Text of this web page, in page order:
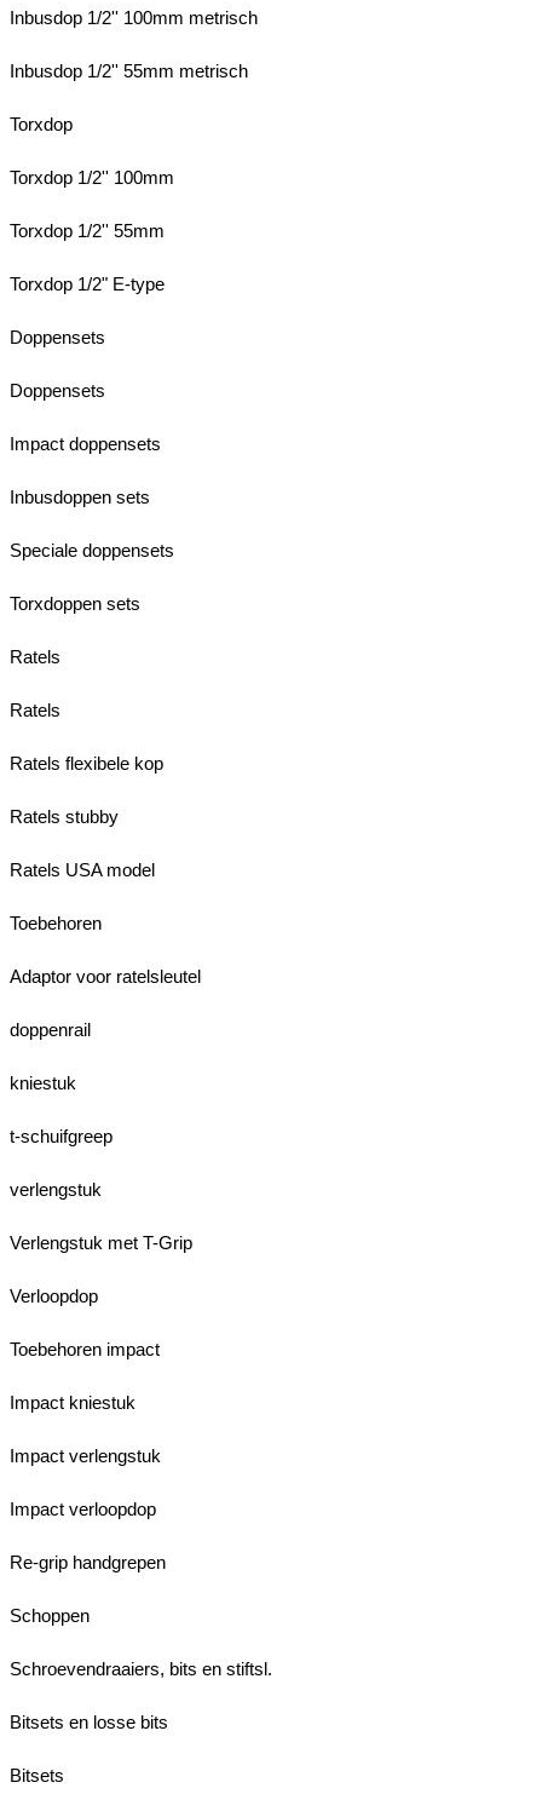
Inbusdop 1/2'' 100mm metrisch
Inbusdop 1/2'' 55mm metrisch
Torxdop
Torxdop 1/2'' 100mm
Torxdop 1/2'' 55mm
Torxdop 1/2" E-type
Doppensets
Doppensets
Impact doppensets
Inbusdoppen sets
Speciale doppensets
Torxdoppen sets
Ratels
Ratels
Ratels flexibele kop
Ratels stubby
Ratels USA model
Toebehoren
Adaptor voor ratelsleutel
doppenrail
kniestuk
t-schuifgreep
verlengstuk
Verlengstuk met T-Grip
Verloopdop
Toebehoren impact
Impact kniestuk
Impact verlengstuk
Impact verloopdop
Re-grip handgrepen
Schoppen
Schroevendraaiers, bits en stiftsl.
Bitsets en losse bits
Bitsets